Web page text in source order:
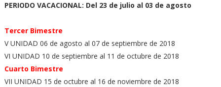
PERIODO VACACIONAL: Del 23 de julio al 03 de agosto
Tercer Bimestre
V UNIDAD 06 de agosto al 07 de septiembre de 2018
VI UNIDAD 10 de septiembre al 11 de octubre de 2018
Cuarto Bimestre
VII UNIDAD 15 de octubre al 16 de noviembre de 2018